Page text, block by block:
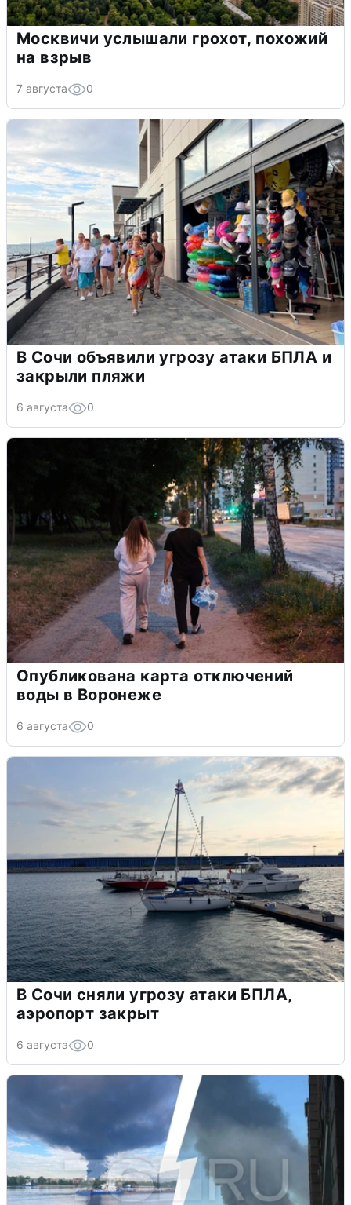
Москвичи услышали грохот, похожий
на взрыв
7 августа 0
В Сочи объявили угрозу атаки БПЛА и
закрыли пляжи
6 августа 0
Опубликована карта отключений
воды в Воронеже
6 августа 0
В Сочи сняли угрозу атаки БПЛА,
аэропорт закрыт
6 августа 0